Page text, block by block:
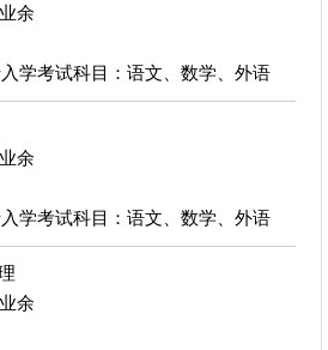
业余
学考试科目：语文、数学、外语
业余
学考试科目：语文、数学、外语
业余